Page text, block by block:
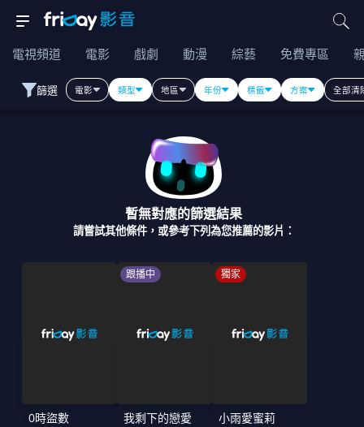
電視頻道 電影 戲劇 動漫 綜藝 免費專區
篩選 電影 類型 地區 年份 標籤 方案 全部清
暫無對應的篩選結果
請嘗試其他條件，或參考下列為您推薦的影片：
0時盜數
跟播中
我剩下的戀愛
獨家
小雨愛蜜莉